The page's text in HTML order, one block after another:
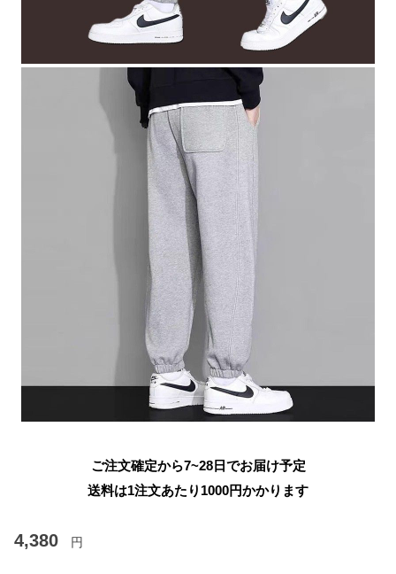
ご注文確定から7~28日でお届け予定
送料は1注文あたり 1000円かかります
4,380 円